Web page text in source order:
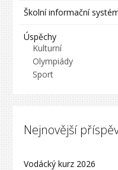
Školní informační
Úspěchy
Kulturní
Olympiády
Sport
Nejnovější
Vodácký kurz 2026